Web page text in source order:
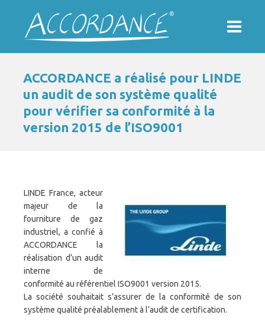
ACCORDANCE a réalisé pour LINDE
un audit de son système qualité
pour vérifier sa conformité à la
version 2015 de l’ISO9001
LINDE France, acteur
majeur de la
fourniture de gaz
industriel, a confié à
ACCORDANCE la
réalisation d’un audit
interne de
conformité au référentiel ISO9001 version 2015.
La société souhaitait s’assurer de la conformité de son
système qualité préalablement à l’audit de certification.